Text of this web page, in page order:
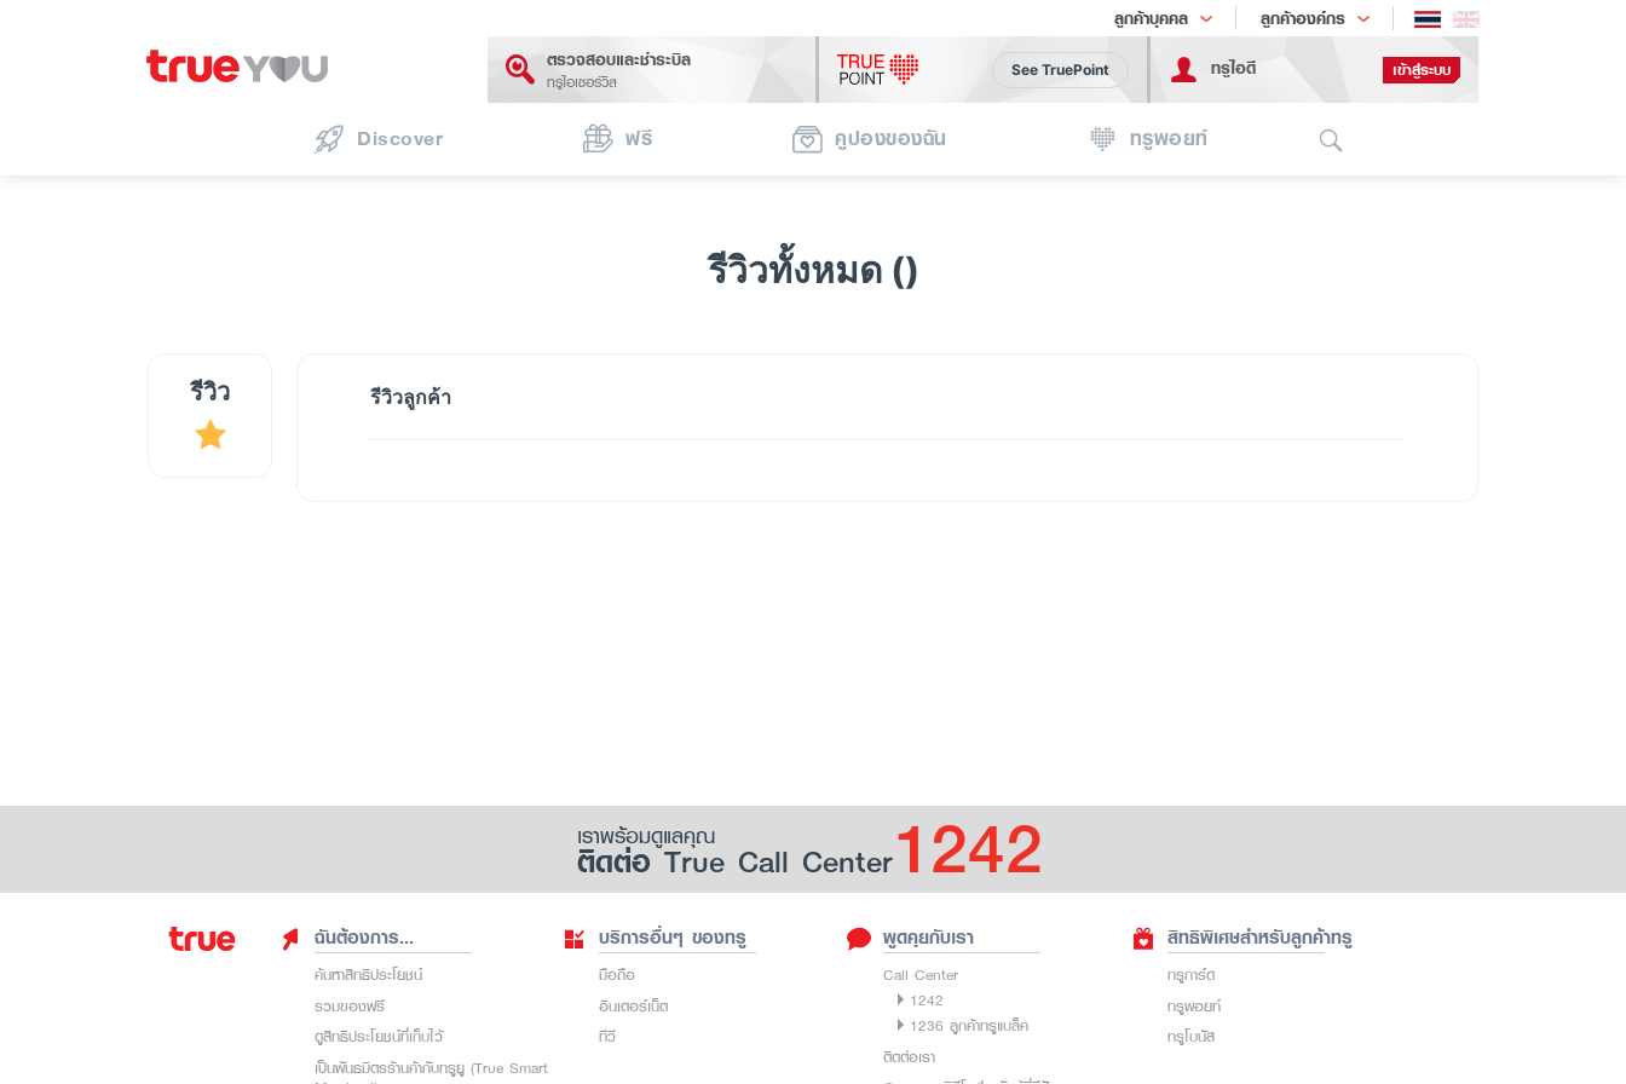
ลูกค้าบุคคล ลูกค้าองค์กร
เทรนด์เทคโนโลยี
ตรวจสอบและชำระบิล
ทรูไอเซอร์วิส
See TruePoint ทรูไอดี เข้าสู่ระบบ
Discover ฟรี คูปองของฉัน ทรูพอยท์
รีวิวทั้งหมด ()
รีวิว รีวิวลูกค้า
เราพร้อมดูแลคุณ
ติดต่อ True Call Center1242
ฉันต้องการ...
ค้นหาสิทธิประโยชน์
รวมของฟรี
ดูสิทธิประโยชน์ที่เก็บไว้
เป็นพันธมิตรร้านค้ากับทรูยู (True Smart
บริการอื่นๆ ของทรู
มือถือ
อินเตอร์เน็ต
ทีวี
พูดคุยกับเรา
Call Center
1242
1236 ลูกค้าทรูแบล็ค
ติดต่อเรา
สิทธิพิเศษสำหรับลูกค้าทรู
ทรูการ์ด
ทรูพอยท์
ทรูโบนัส